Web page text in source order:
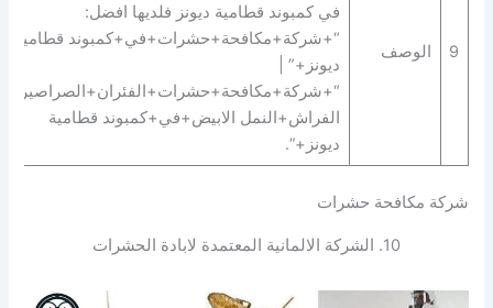
9 الوصف
في كمبوند قطامية ديونز فلديها افضل:
“+شركة+مكافحة+حشرات+في+كمبوند قطامية
ديونز+” |
الفراش+النمل الابيض+في+كمبوند قطامية
ديونز+”.
شركة مكافحة حشرات
10. الشركة الالمانية المعتمدة لابادة الحشرات